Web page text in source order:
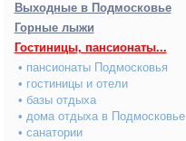
Выходные в Подмосковье
Горные лыжи
Гостиницы, пансионаты...
• пансионаты Подмосковья
• гостиницы и отели
• базы отдыха
• дома отдыха в Подмосковье
• санатории